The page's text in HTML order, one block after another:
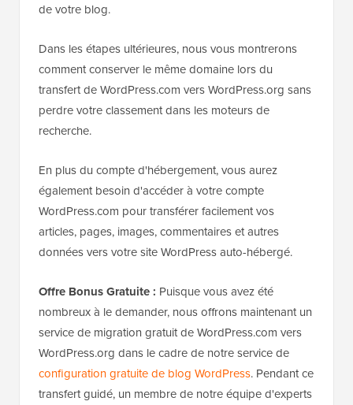
de votre blog.
Dans les étapes ultérieures, nous vous montrerons
comment conserver le même domaine lors du
transfert de WordPress.com vers WordPress.org sans
perdre votre classement dans les moteurs de
recherche.
En plus du compte d'hébergement, vous aurez
également besoin d'accéder à votre compte
WordPress.com pour transférer facilement vos
articles, pages, images, commentaires et autres
données vers votre site WordPress auto-hébergé.
Offre Bonus Gratuite : Puisque vous avez été
nombreux à le demander, nous offrons maintenant un
service de migration gratuit de WordPress.com vers
WordPress.org dans le cadre de notre service de
configuration gratuite de blog WordPress. Pendant ce
transfert guidé, un membre de notre équipe d'experts